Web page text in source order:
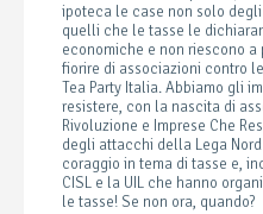
ipoteca le case non solo
quelli che le tasse le
economiche e non riescono
fiorire di associazioni contro
Tea Party Italia. Abbiamo gli
resistere, con la nascita di
Rivoluzione e Imprese Che
degli attacchi della Lega
coraggio in tema di tasse e,
CISL e la UIL che hanno
le tasse! Se non ora, quando?